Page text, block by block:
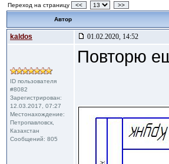
Переход на страницу << >>
Автор
kaldos 01.02.2020, 14:52
ID пользователя
#8082
Зарегистрирован:
12.03.2017, 07:27
Местонахождение:
Петропавловск,
Казахстан
Сообщений: 805
Повторю